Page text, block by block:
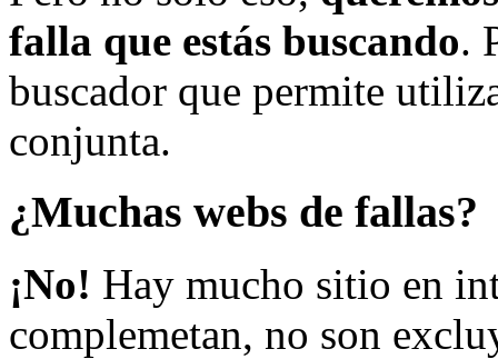
falla que estás buscando.
buscador que permite
conjunta.
¿Muchas webs de fallas?
¡No! Hay mucho sitio en
complemetan, no son